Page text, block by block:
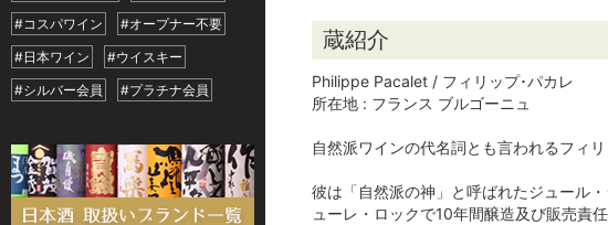
#コスパワイン
#オープナー不要
#日本ワイン
#ウイスキー
#シルバー会員
#プラチナ会員
蔵紹介
Philippe Pacalet / フィリップ･パカレ
所在地 : フランス ブルゴーニュ
自然派ワインの代名詞とも言われるフィ
彼は「自然派の神」と呼ばれたジュール
ューレ・ロックで10年間醸造及び販売責